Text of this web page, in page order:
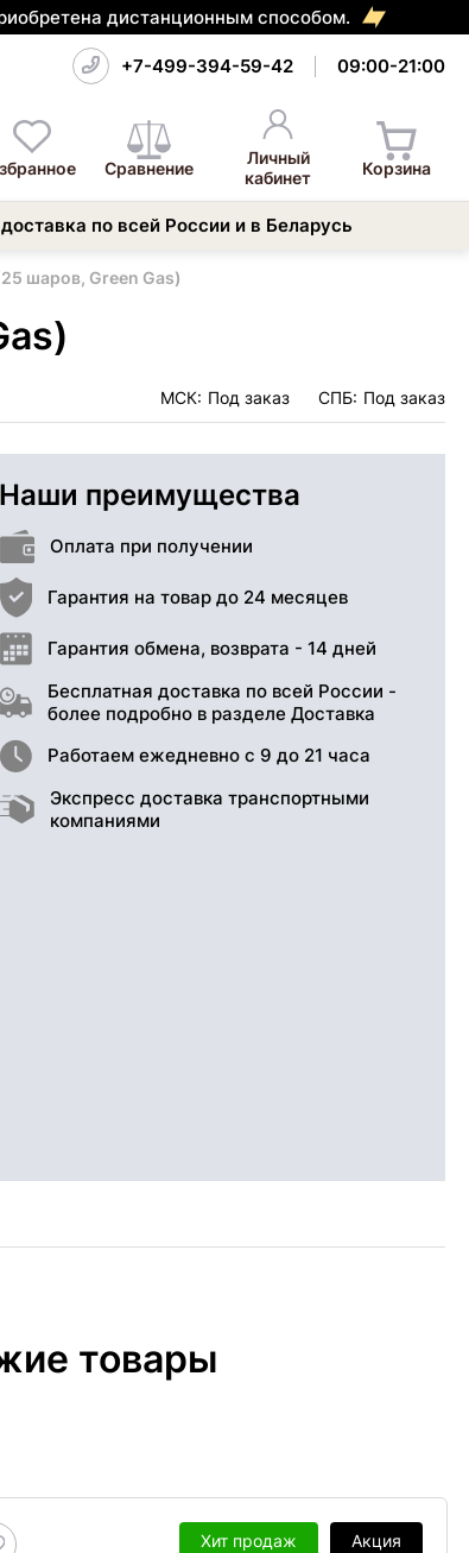
дистанционным способом.
+7-499-394-59-42 09:00-21:00
Сравнение
Личный
кабинет
Корзина
по всей России и в Беларусь
шаров, Green Gas)
МСК: Под заказ СПБ: Под заказ
Наши преимущества
Оплата при получении
Гарантия на товар до 24 месяцев
Гарантия обмена, возврата - 14 дней
Бесплатная доставка по всей России -
более подробно в разделе Доставка
Работаем ежедневно с 9 до 21 часа
Экспресс доставка транспортными
компаниями
товары
Хит продаж Акция